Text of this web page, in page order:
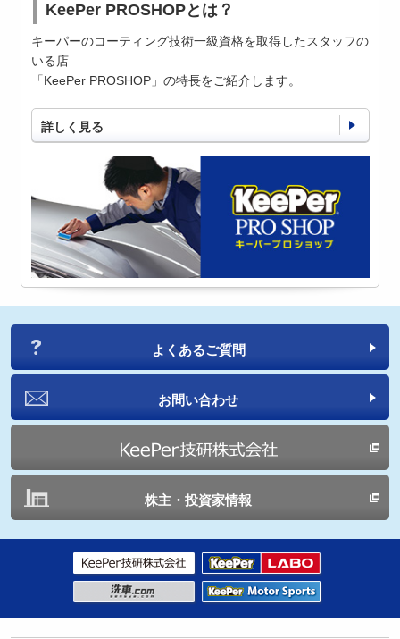
KeePer PROSHOPとは？
キーパーのコーティング技術一級資格を取得したスタッフの
いる店
「KeePer PROSHOP」の特長をご紹介します。
詳しく見る
よくあるご質問
お問い合わせ
株主・投資家情報